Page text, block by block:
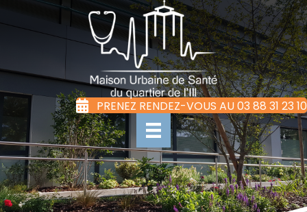
PRENEZ RENDEZ-VOUS AU 03 88 31 23 10